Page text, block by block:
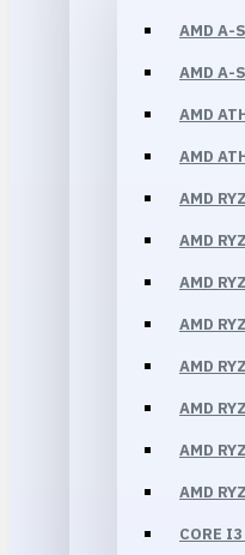
AMD A-
AMD A-
AMD
AMD
AMD
AMD
AMD
AMD
AMD
AMD
AMD
AMD
CORE